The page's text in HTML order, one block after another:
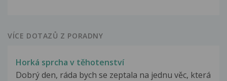
VÍCE DOTAZŮ Z PORADNY
Horká sprcha v těhotenství
Dobrý den, ráda bych se zeptala na jednu věc, která